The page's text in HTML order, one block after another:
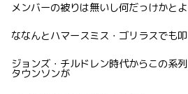
メンバーの被りは無いし何だっけかと
ななんとハマースミス・ゴリラスでも
ジョンズ・チルドレン時代からこの系
タウンソンが